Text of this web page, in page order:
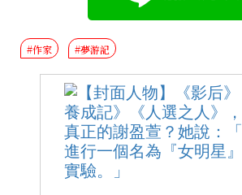
#作家 #夢游記